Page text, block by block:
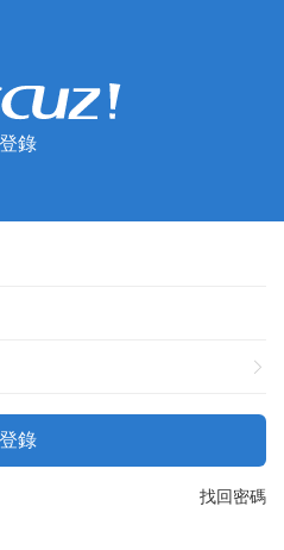
登錄
登錄
找回密碼